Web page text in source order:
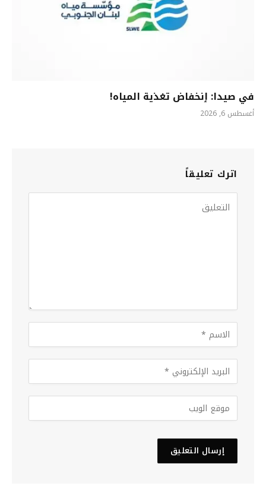
في صيدا: ٳنخفاض تغذية المياه!
أغسطس 6, 2026
اترك تعليقاً